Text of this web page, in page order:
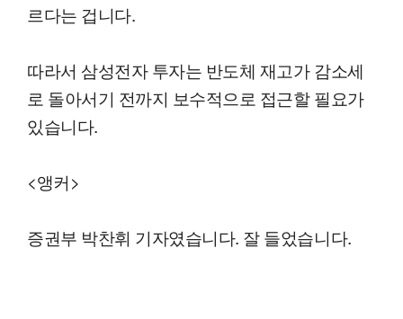
르다는 겁니다.
따라서 삼성전자 투자는 반도체 재고가 감소세
로 돌아서기 전까지 보수적으로 접근할 필요가
있습니다.
<앵커>
증권부 박찬휘 기자였습니다. 잘 들었습니다.